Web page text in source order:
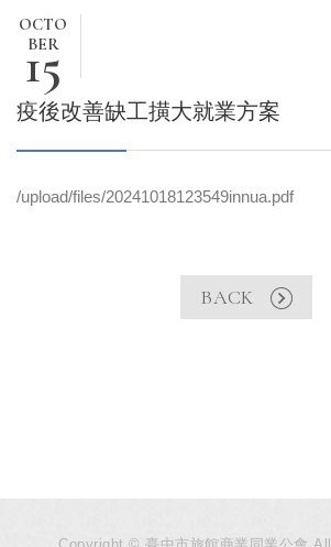
OCTO
BER
15
疫後改善缺工撗大就業方案
/upload/files/20241018123549innua.pdf
BACK